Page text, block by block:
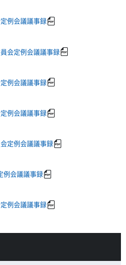
例会議議事録
会定例会議議事録
例会議議事録
例会議議事録
定例会議議事録
例会議議事録
例会議議事録